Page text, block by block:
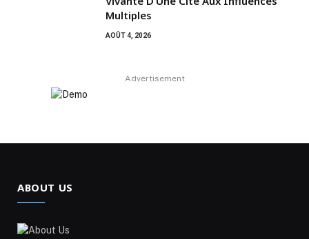
Multiples
AOÛT 4, 2026
Advertisement
ABOUT US